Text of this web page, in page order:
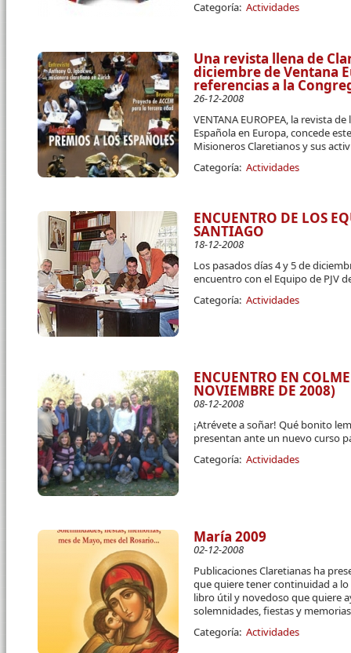
Categoría: Actividades
Una revista llena de
diciembre de Ventana
referencias a la
26-12-2008
VENTANA EUROPEA, la revista
Española en Europa, concede
Misioneros Claretianos y sus
Categoría: Actividades
ENCUENTRO DE LOS
SANTIAGO
18-12-2008
Los pasados días 4 y 5 de
encuentro con el Equipo de PJV
Categoría: Actividades
ENCUENTRO EN
NOVIEMBRE DE 2008)
08-12-2008
¡Atrévete a soñar! Qué bonito
presentan ante un nuevo curso
Categoría: Actividades
María 2009
02-12-2008
Publicaciones Claretianas ha
que quiere tener continuidad a
libro útil y novedoso que quiere
solemnidades, fiestas y
Categoría: Actividades